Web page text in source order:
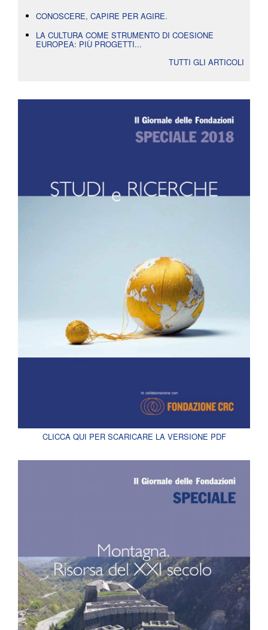
CONOSCERE, CAPIRE PER AGIRE.
LA CULTURA COME STRUMENTO DI COESIONE
EUROPEA: PIÙ PROGETTI...
TUTTI GLI ARTICOLI
CLICCA QUI PER SCARICARE LA VERSIONE PDF